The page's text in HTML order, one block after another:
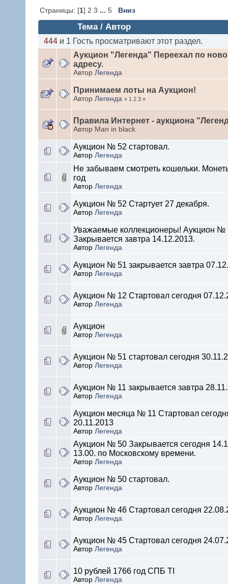
Страницы: [1] 2 3 ... 5 Вниз
Тема / Автор
444 и 1 Гость просматривают этот раздел.
Аукцион "Легенда" Переехал по
адресу.
Автор Легенда
Принимаем лоты на Аукцион!
Автор Легенда « 1 2 3 »
Правила Интернет - аукциона
Автор Man in black
Аукцион № 52 стартовал.
Автор Легенда
Не забываем смотреть кошельки.
год
Автор Легенда
Аукцион № 52 Стартует 27 декабря.
Автор Легенда
Уважаемые коллекционеры! Аукцион №
Закрывается завтра 14.12.2013.
Автор Легенда
Аукцион № 51 закрывается завтра
Автор Легенда
Аукцион № 12 Стартовал сегодня
Автор Легенда
Аукцион
Автор Легенда
Аукцион № 51 стартовал сегодня
Автор Легенда
Аукцион № 11 закрывается завтра
Автор Легенда
Аукцион месяца № 11 Стартовал
20.11.2013
Автор Легенда
Аукцион № 50 Закрывается сегодня
13.00. по Московскому времени.
Автор Легенда
Аукцион № 50 стартовал.
Автор Легенда
Аукцион № 46 Стартовал сегодня
Автор Легенда
Аукцион № 45 Стартовал сегодня
Автор Легенда
10 рублей 1766 год СПБ TI
Автор Легенда